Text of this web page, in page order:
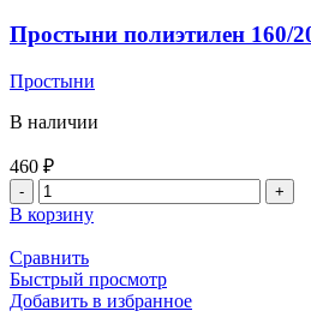
Простыни полиэтилен 160/
Простыни
В наличии
460 ₽
В корзину
Сравнить
Быстрый просмотр
Добавить в избранное